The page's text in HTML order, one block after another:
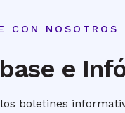
CON NOSOTROS
e
boletines